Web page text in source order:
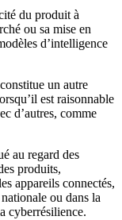
du produit à
ou sa mise en
d’intelligence
un autre
est raisonnable
d’autres, comme
au regard des
produits,
appareils connectés,
ou dans la
cyberrésilience.